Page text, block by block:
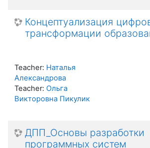
Концептуализация
трансформации
Teacher: Наталья
Александрова
Teacher: Ольга
Викторовна Пикулик
ДПП_Основы разработки
программных систем